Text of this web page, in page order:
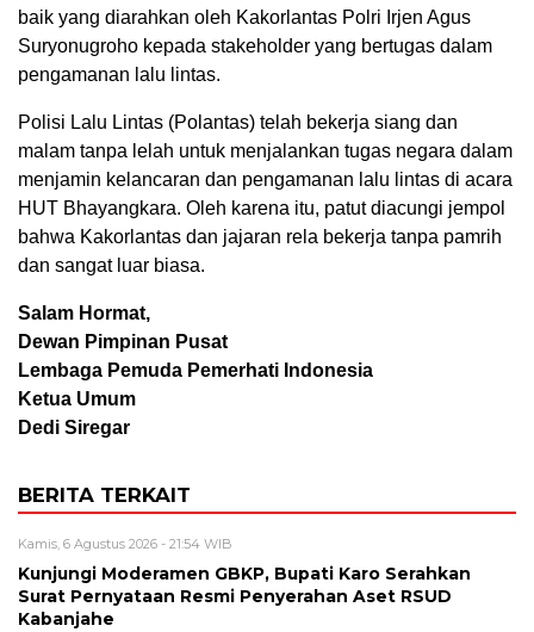
baik yang diarahkan oleh Kakorlantas Polri Irjen Agus
Suryonugroho kepada stakeholder yang bertugas dalam
pengamanan lalu lintas.
Polisi Lalu Lintas (Polantas) telah bekerja siang dan
malam tanpa lelah untuk menjalankan tugas negara dalam
menjamin kelancaran dan pengamanan lalu lintas di acara
HUT Bhayangkara. Oleh karena itu, patut diacungi jempol
bahwa Kakorlantas dan jajaran rela bekerja tanpa pamrih
dan sangat luar biasa.
Salam Hormat,
Dewan Pimpinan Pusat
Lembaga Pemuda Pemerhati Indonesia
Ketua Umum
Dedi Siregar
BERITA TERKAIT
Kamis, 6 Agustus 2026 - 21:54 WIB
Kunjungi Moderamen GBKP, Bupati Karo Serahkan
Surat Pernyataan Resmi Penyerahan Aset RSUD
Kabanjahe